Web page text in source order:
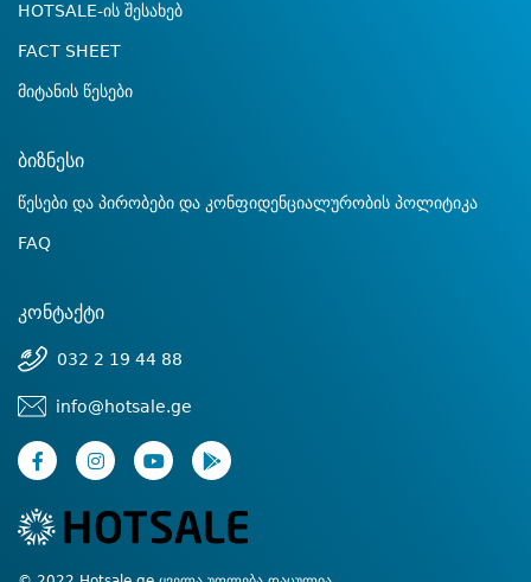
HOTSALE-ის შესახებ
FACT SHEET
მიტანის წესები
ბიზნესი
წესები და პირობები და კონფიდენციალურობის პოლიტიკა
FAQ
კონტაქტი
032 2 19 44 88
info@hotsale.ge